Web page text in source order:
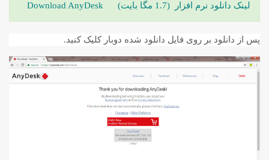
لینک دانلود نرم افزار (1.7 مگا بایت) Download AnyDesk
پس از دانلود بر روی فایل دانلود شده دوبار کلیک کنید.